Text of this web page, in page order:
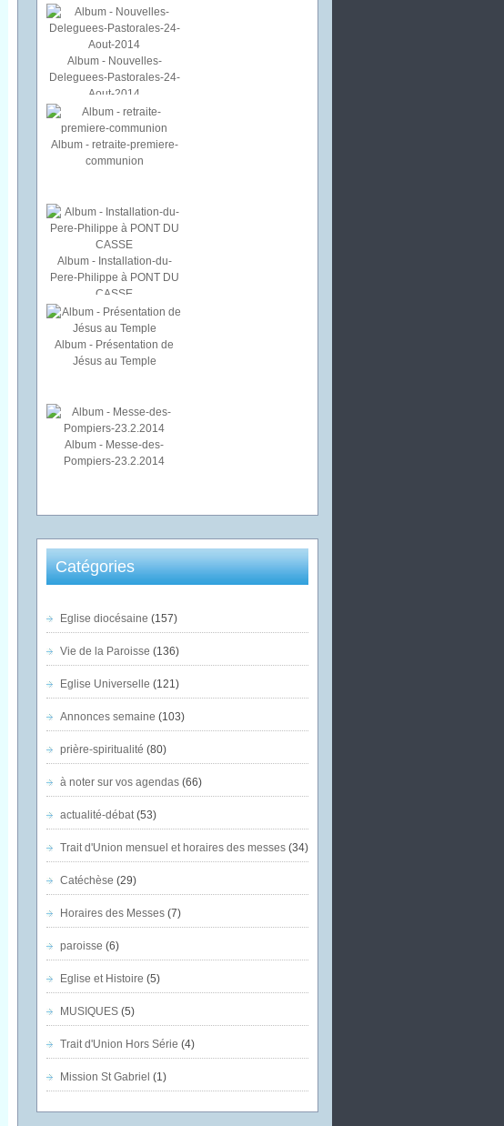
Album - Nouvelles-
Deleguees-Pastorales-24-
Aout-2014
Album - retraite-premiere-
communion
Album - Installation-du-
Pere-Philippe à PONT DU
CASSE
Album - Présentation de
Jésus au Temple
Album - Messe-des-
Pompiers-23.2.2014
Catégories
Eglise diocésaine (157)
Vie de la Paroisse (136)
Eglise Universelle (121)
Annonces semaine (103)
prière-spiritualité (80)
à noter sur vos agendas(66)
actualité-débat(53)
Trait d'Union mensuel et horaires des messes(34)
Catéchèse (29)
Horaires des Messes(7)
paroisse (6)
Eglise et Histoire (5)
MUSIQUES(5)
Trait d'Union Hors Série (4)
Mission St Gabriel (1)